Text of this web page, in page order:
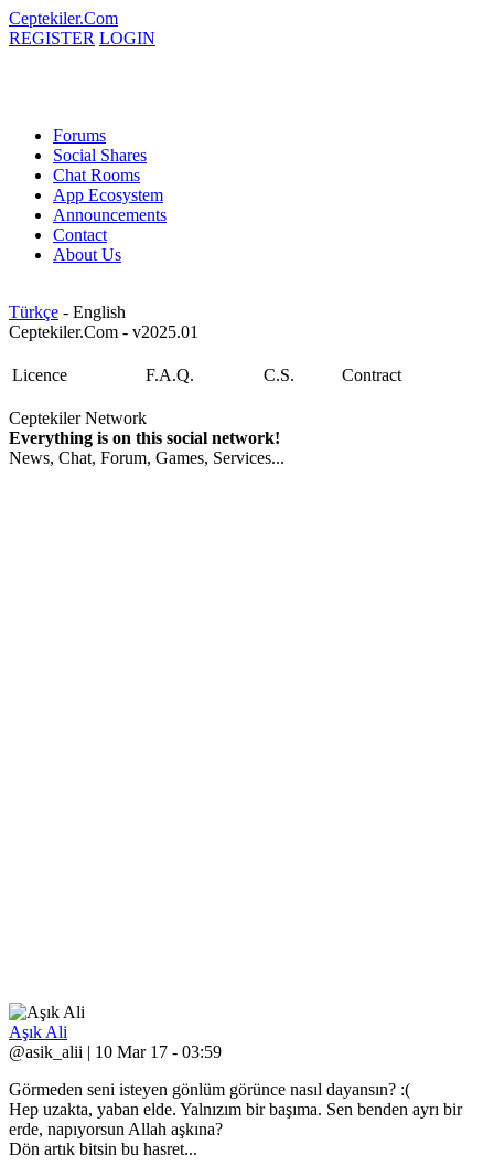
Ceptekiler.Com
REGISTER LOGIN
Forums
Social Shares
Chat Rooms
App Ecosystem
Announcements
Contact
About Us
Türkçe - English
Ceptekiler.Com - v2025.01
Licence F.A.Q. C.S. Contract
Ceptekiler Network
Everything is on this social network!
News, Chat, Forum, Games, Services...
Aşık Ali
@asik_alii | 10 Mar 17 - 03:59
Görmeden seni isteyen gönlüm görünce nasıl dayansın? :(
Hep uzakta, yaban elde. Yalnızım bir başıma. Sen benden ayrı bir
erde, napıyorsun Allah aşkına?
Dön artık bitsin bu hasret...